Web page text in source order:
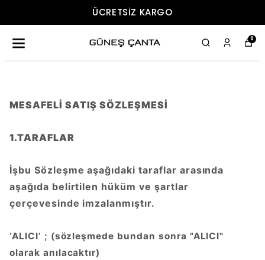
ÜCRETSIZ KARGO
0
MESAFELİ SATIŞ SÖZLEŞMESİ
1.TARAFLAR
İşbu Sözleşme aşağıdaki taraflar arasında
aşağıda belirtilen hüküm ve şartlar
çerçevesinde imzalanmıştır.
‘ALICI’ ; (sözleşmede bundan sonra "ALICI"
olarak anılacaktır)